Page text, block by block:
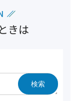
きは
検索